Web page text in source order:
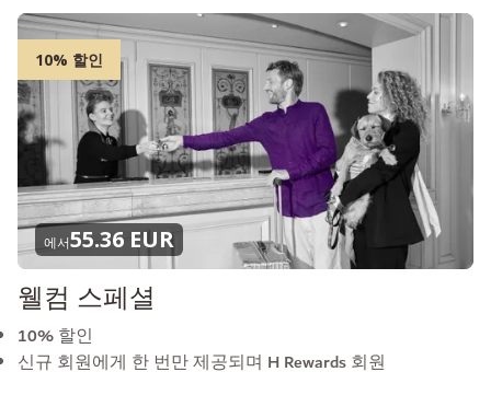
10% 할인
에서55.36 EUR
웰컴 스페셜
10% 할인
신규 회원에게 한 번만 제공되며 H Rewards 회원